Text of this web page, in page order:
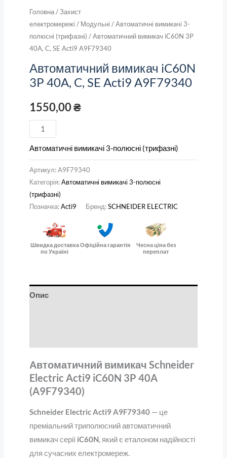
Головна/Захист
електромережі / Модульні /Автоматичні вимикачі 3-
полюсні (трифазні) / Автоматичний вимикач iC60N 3P
40A, C, SE Acti9 A9F79340
Автоматичний вимикач iC60N
3P 40A, C, SE Acti9 A9F79340
1550,00₴
Автоматичні вимикачі 3-полюсні (трифазні)
Артикул:A9F79340
Категорія:Автоматичні вимикачі 3-полюсні
(трифазні)
Позначка:Acti9 Бренд:SCHNEIDER ELECTRIC
Швидка доставка
по Україні
Офіційна гарантія
Чесна ціна без
переплат
Опис
Автоматичний вимикач Schneider
Electric Acti9 iC60N 3P 40A
(A9F79340)
Schneider Electric Acti9 A9F79340— це
преміальний триполюсний автоматичний
вимикач серії iC60N, який є еталоном надійності
для сучасних електромереж.